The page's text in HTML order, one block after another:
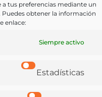
a tus preferencias mediante un
obtener la información
enlace:
Siempre activo
Estadísticas